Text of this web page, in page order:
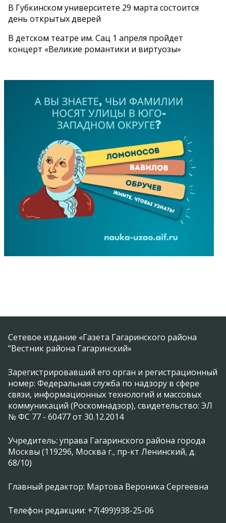
В Губкинском университете 29 марта состоится
день открытых дверей
В детском театре им. Сац 1 апреля пройдет
концерт «Великие романтики и виртуозы»
Сетевое издание «Газета Гагаринского района
"Вестник района Гагаринский»
Зарегистрировавший его орган и регистрационный
номер: Федеральная служба по надзору в сфере
связи, информационных технологий и массовых
коммуникаций (Роскомнадзор), свидетельство: ЭЛ
№ ФС 77 - 60477 от 30.12.2014
Учредитель: управа Гагаринского района города
Москвы (119296, Москва г., пр-кт Ленинский, д.
68/10)
Главный редактор: Мартова Вероника Сергеевна
Телефон редакции: +7(499)938-25-06